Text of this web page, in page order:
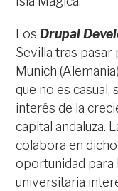
LosDrupal
Sevilla tras pasar
Munich
que no es casual,
interés de la
capital andaluza.
colabora en
oportunidad para
universitaria